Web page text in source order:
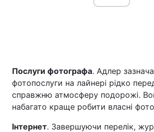
Послуги фотографа. Адлер
фотопослуги на лайнері рідко
справжню атмосферу подорожі.
набагато краще робити власні
Інтернет. Завершуючи перелік,